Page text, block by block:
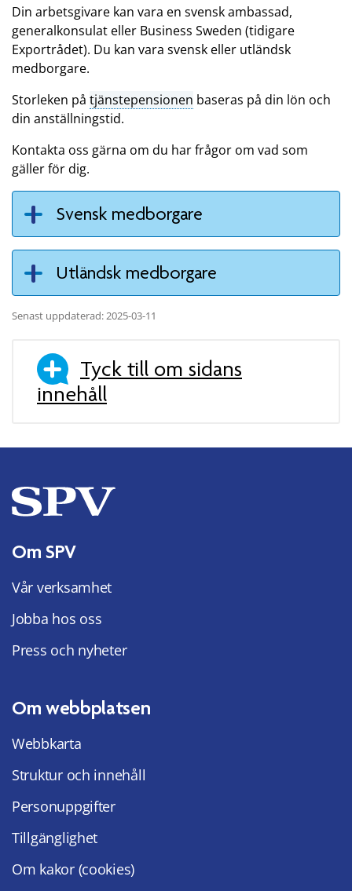
Din arbetsgivare kan vara en svensk ambassad,
generalkonsulat eller Business Sweden (tidigare
Exportrådet). Du kan vara svensk eller utländsk
medborgare.
Storleken på tjänstepensionen baseras på din lön och
din anställningstid.
Kontakta oss gärna om du har frågor om vad som
gäller för dig.
Svensk medborgare
Utländsk medborgare
Senast uppdaterad: 2025-03-11
Tyck till om sidans
innehåll
Om SPV
Vår verksamhet
Jobba hos oss
Press och nyheter
Om webbplatsen
Webbkarta
Struktur och innehåll
Personuppgifter
Tillgänglighet
Om kakor (cookies)